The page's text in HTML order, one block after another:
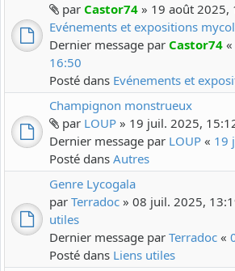
par Castor74 » 19 août 2025,
Evénements et expositions
Dernier message par Castor74 «
16:50
Posté dans Evénements et
Champignon monstrueux
par LOUP » 19 juil. 2025,
Dernier message par LOUP « 19
Posté dans Autres
Genre Lycogala
par Terradoc » 08 juil. 2025,
utiles
Dernier message par Terradoc «
Posté dans Liens utiles